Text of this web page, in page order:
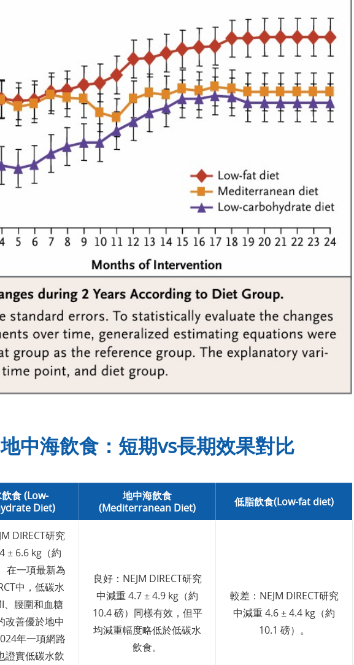
中海飲食：短期vs長期效果對比
食 (Low-
Diet)
地中海飲食
(Mediterranean Diet)
低脂飲食(Low-fat diet)
DIRECT研究
± 6.6 kg（約
在一項最新為
中，低碳水
、腰圍和血糖
改善優於地中
年一項網路
證實低碳水飲
良好：NEJM DIRECT研究
中減重 4.7 ± 4.9 kg（約
10.4 磅）同樣有效，但平
均減重幅度略低於低碳水
飲食。
較差：NEJM DIRECT研究
中減重 4.6 ± 4.4 kg（約
10.1 磅）。